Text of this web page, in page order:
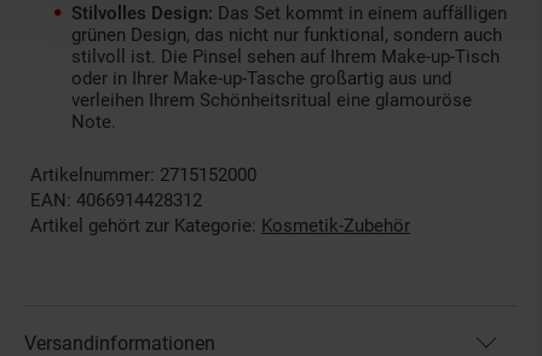
Stilvolles Design: Das Set kommt in einem auffälligen
grünen Design, das nicht nur funktional, sondern auch
stilvoll ist. Die Pinsel sehen auf Ihrem Make-up-Tisch
oder in Ihrer Make-up-Tasche großartig aus und
verleihen Ihrem Schönheitsritual eine glamouröse
Note.
Artikelnummer: 2715152000
EAN: 4066914428312
Artikel gehört zur Kategorie: Kosmetik-Zubehör
Versandinformationen